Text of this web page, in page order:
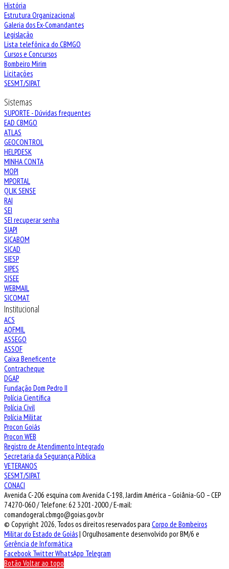
História
Estrutura Organizacional
Galeria dos Ex-Comandantes
Legislação
Lista telefônica do CBMGO
Cursos e Concursos
Bombeiro Mirim
Licitações
SESMT/SIPAT
Sistemas
SUPORTE - Dúvidas frequentes
EAD CBMGO
ATLAS
GEOCONTROL
HELPDESK
MINHA CONTA
MOPI
MPORTAL
QLIK SENSE
RAI
SEI
SEI recuperar senha
SIAPI
SICABOM
SICAD
SIESP
SIPES
SISEE
WEBMAIL
SICOMAT
Institucional
ACS
AOFMIL
ASSEGO
ASSOF
Caixa Beneficente
Contracheque
DGAP
Fundação Dom Pedro II
Polícia Científica
Polícia Civil
Polícia Militar
Procon Goiás
Procon WEB
Registro de Atendimento Integrado
Secretaria da Segurança Pública
VETERANOS
SESMT/SIPAT
CONACI
Avenida C-206 esquina com Avenida C-198, Jardim América – Goiânia-GO – CEP
74270-060 / Telefone: 62 3201-2000 / E-mail:
comandogeral.cbmgo@goias.gov.br
© Copyright 2026, Todos os direitos reservados para Corpo de Bombeiros
Militar do Estado de Goiás| Orgulhosamente desenvolvido por BM/6 e
Gerência de Informática
Facebook TwitterWhatsApp Telegram
Botão Voltar ao topo